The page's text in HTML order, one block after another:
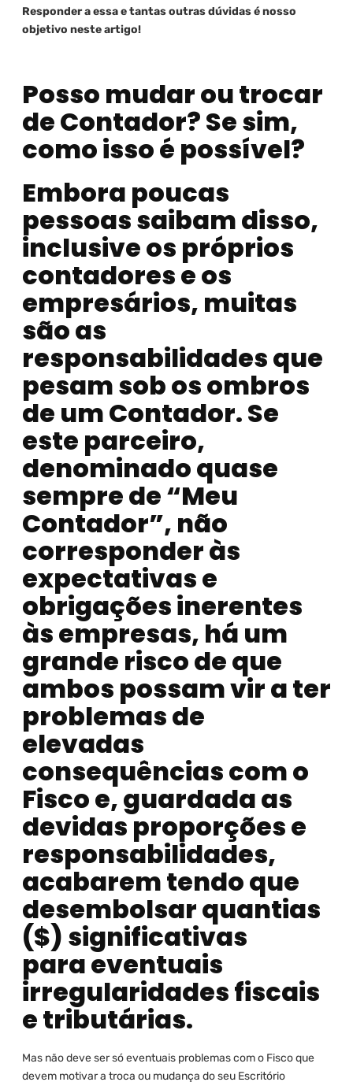
Responder a essa e tantas outras dúvidas é nosso
objetivo neste artigo!
Posso mudar ou trocar
de Contador? Se sim,
como isso é possível?
Embora poucas
pessoas saibam disso,
inclusive os próprios
contadores e os
empresários, muitas
são as
responsabilidades que
pesam sob os ombros
de um Contador. Se
este parceiro,
denominado quase
sempre de “Meu
Contador”, não
corresponder às
expectativas e
obrigações inerentes
às empresas, há um
grande risco de que
ambos possam vir a ter
problemas de
elevadas
consequências com o
Fisco e, guardada as
devidas proporções e
responsabilidades,
acabarem tendo que
desembolsar quantias
($) significativas
para eventuais
irregularidades fiscais
e tributárias.
Mas não deve ser só eventuais problemas com o Fisco que
devem motivar a troca ou mudança do seu Escritório